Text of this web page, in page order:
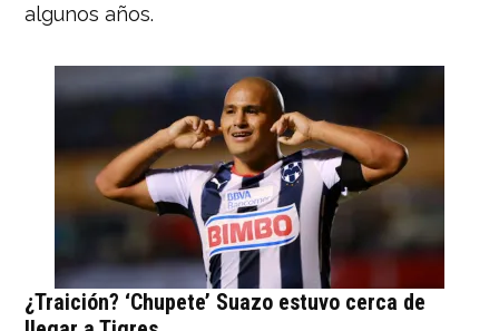
algunos años.
¿Traición? ‘Chupete’ Suazo estuvo cerca de